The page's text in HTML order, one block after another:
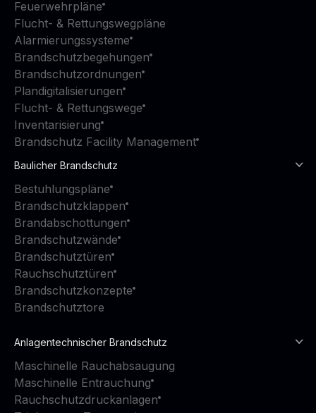
Feuerwehrpläne
Flucht- & Rettungswegpläne
Alarmierungssysteme
Brandschutzbegehungen
Brandschutzordnungen
Plandigitalisierungen
Flucht- & Rettungswege
Inventarisierung
Brandschutz Facility Management
Baulicher Brandschutz
Bestuhlungspläne
Brandschutzklappen
Brandabschottungen
Brandschutzwände
Brandschutztüren
Rauchschutztüren
Brandschutzkonzepte
Brandschutztore
Anlagentechnischer Brandschutz
Maschinelle Rauchabsaugung
Maschinelle Entrauchung
Rauchschutzdruckanlagen